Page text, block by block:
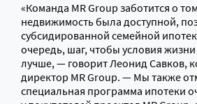
«Команда MR Group заботится о
недвижимость была доступной,
субсидированной семейной
очередь, шаг, чтобы условия жизни
лучше, — говорит Леонид Савков,
директор MR Group. — Мы также
специальная программа ипотеки